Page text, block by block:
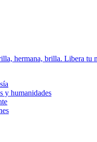
hermana, brilla. Libera tu
y humanidades